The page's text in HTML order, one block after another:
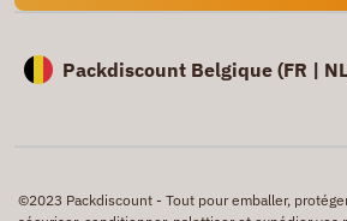
Packdiscount Belgique (FR |
©2023 Packdiscount - Tout pour emballer,